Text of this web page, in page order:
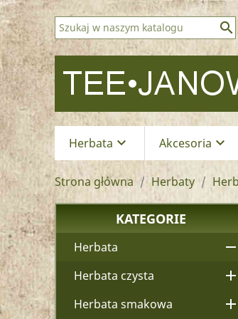

Herbata keyboard_arrow_down Akcesoria keyboard_arrow_down
Strona główna Herbaty
KATEGORIE
Herbata 
Herbata czysta 
Herbata smakowa 